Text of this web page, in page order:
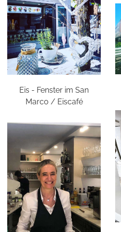
Eis - Fenster im San
Marco / Eiscafé